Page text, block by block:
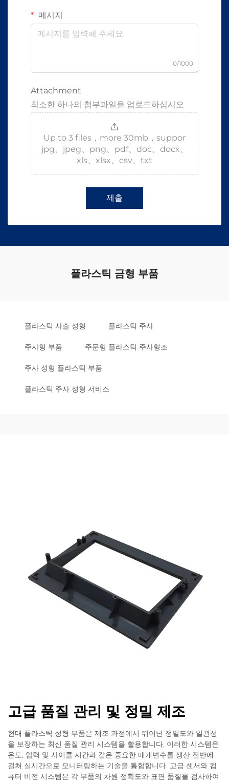
메시지
0/1000
Attachment
최소한 하나의 첨부파일을 업로드하십시오
Up to 3 files，more 30mb，suppor
jpg、jpeg、png、pdf、doc、docx、
xls、xlsx、csv、txt
제출
플라스틱 금형 부품
플라스틱 사출 성형 플라스틱 주사
주사형 부품 주문형 플라스틱 주사형조
주사 성형 플라스틱 부품
플라스틱 주사 성형 서비스
고급 품질 관리 및 정밀 제조
현대 플라스틱 성형 부품은 제조 과정에서 뛰어난 정밀도와 일관성
을 보장하는 최신 품질 관리 시스템을 활용합니다. 이러한 시스템은
온도, 압력 및 사이클 시간과 같은 중요한 매개변수를 생산 전반에
걸쳐 실시간으로 모니터링하는 기술을 통합합니다. 고급 센서와 컴
퓨터 비전 시스템은 각 부품의 차원 정확도와 표면 품질을 검사하여